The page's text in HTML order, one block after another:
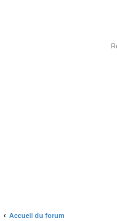
Accueil du forum